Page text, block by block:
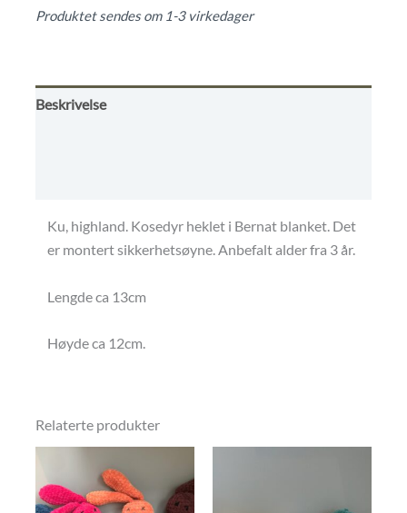
Produktet sendes om 1-3 virkedager
Beskrivelse
Ku, highland. Kosedyr heklet i Bernat blanket. Det
er montert sikkerhetsøyne. Anbefalt alder fra 3 år.
Lengde ca 13cm
Høyde ca 12cm.
Relaterte produkter